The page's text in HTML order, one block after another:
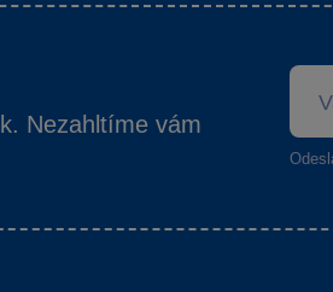
Nezahltíme vám